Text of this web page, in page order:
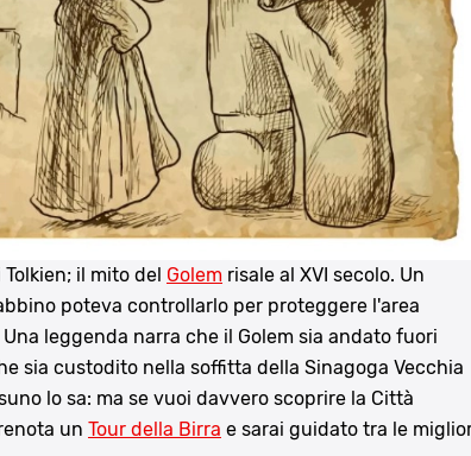
il mito del Golem risale al XVI secolo. Un
poteva controllarlo per proteggere l'area
leggenda narra che il Golem sia andato fuori
sia custodito nella soffitta della Sinagoga Vecchia
lo sa: ma se vuoi davvero scoprire la Città
un Tour della Birra e sarai guidato tra le